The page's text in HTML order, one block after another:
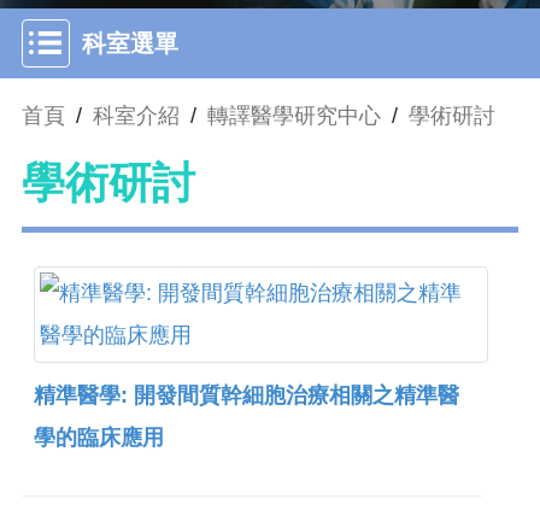
科室選單
首頁 / 科室介紹 / 轉譯醫學研究中心 / 學術研討
學術研討
精準醫學: 開發間質幹細胞治療相關之精準醫
學的臨床應用